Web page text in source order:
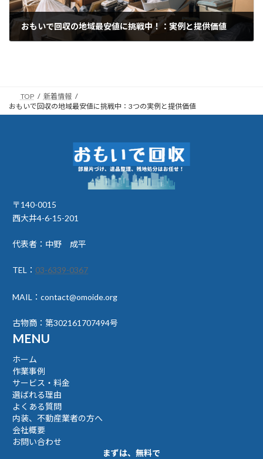
おもいで回収の地域最安値に挑戦中！：実例と提供価値
TOP
新着情報
おもいで回収の地域最安値に挑戦中：3つの実例と提供価値
〒140-0015
西大井4-6-15-201
代表者：中野 成平
TEL： 03-6339-0367
MAIL：contact@omoide.org
古物商：第302161707494号
MENU
ホーム
作業事例
サービス・料金
選ばれる理由
よくある質問
内装、不動産業者の方へ
会社概要
お問い合わせ
まずは、無料で